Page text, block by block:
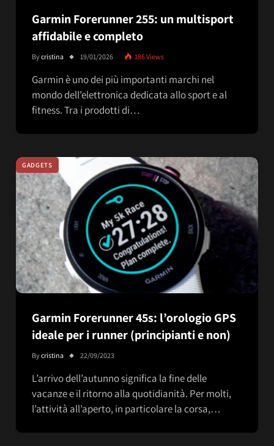
Garmin Forerunner 255: un multisport
affidabile e completo
Bycristina 19/01/2026 186Views
Garmin è uno dei più importanti marchi nel
mondo dell’elettronica dedicata allo sport e al
fitness. Tra i prodotti di…
GADGETS
Garmin Forerunner 45s: l’orologio GPS
ideale per i runner (principianti e non)
Bycristina 22/09/2023
L’arrivo dell’autunno significa la fine delle
vacanze e il ritorno alla quotidianità. Per molti,
l’attività all’aperto, in particolare la corsa,…